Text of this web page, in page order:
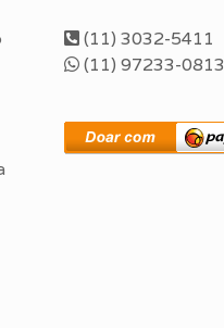
(11) 3032-5411
(11) 97233-0813